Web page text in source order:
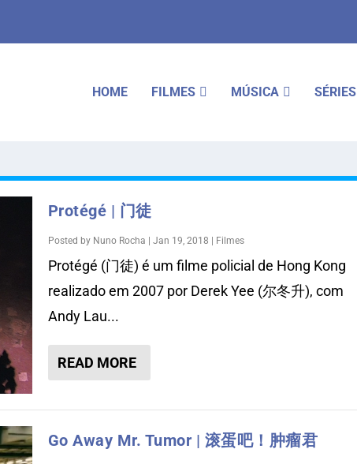
HOME FILMES MÚSICA SÉRIES
Protégé | 门徒
Posted by Nuno Rocha | Jan 19, 2018 | Filmes
Protégé (门徒) é um filme policial de Hong Kong
realizado em 2007 por Derek Yee (尔冬升), com
Andy Lau...
READ MORE
Go Away Mr. Tumor | 滚蛋吧！肿瘤君